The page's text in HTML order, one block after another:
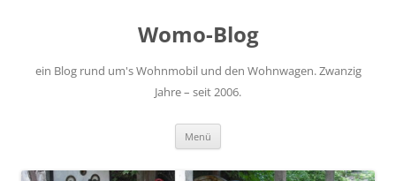
Womo-Blog
ein Blog rund um's Wohnmobil und den Wohnwagen. Zwanzig
Jahre – seit 2006.
Menü